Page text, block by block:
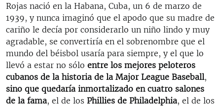
Rojas nació en la Habana, Cuba, un 6 de marzo de
1939, y nunca imaginó que el apodo que su madre de
cariño le decía por considerarlo un niño lindo y muy
agradable, se convertiría en el sobrenombre que el
mundo del béisbol usaría para siempre, y el que lo
llevó a estar no sólo entre los mejores peloteros
cubanos de la historia de la Major League Baseball,
sino que quedaría inmortalizado en cuatro salones
de la fama, el de los Phillies de Philadelphia, el de los